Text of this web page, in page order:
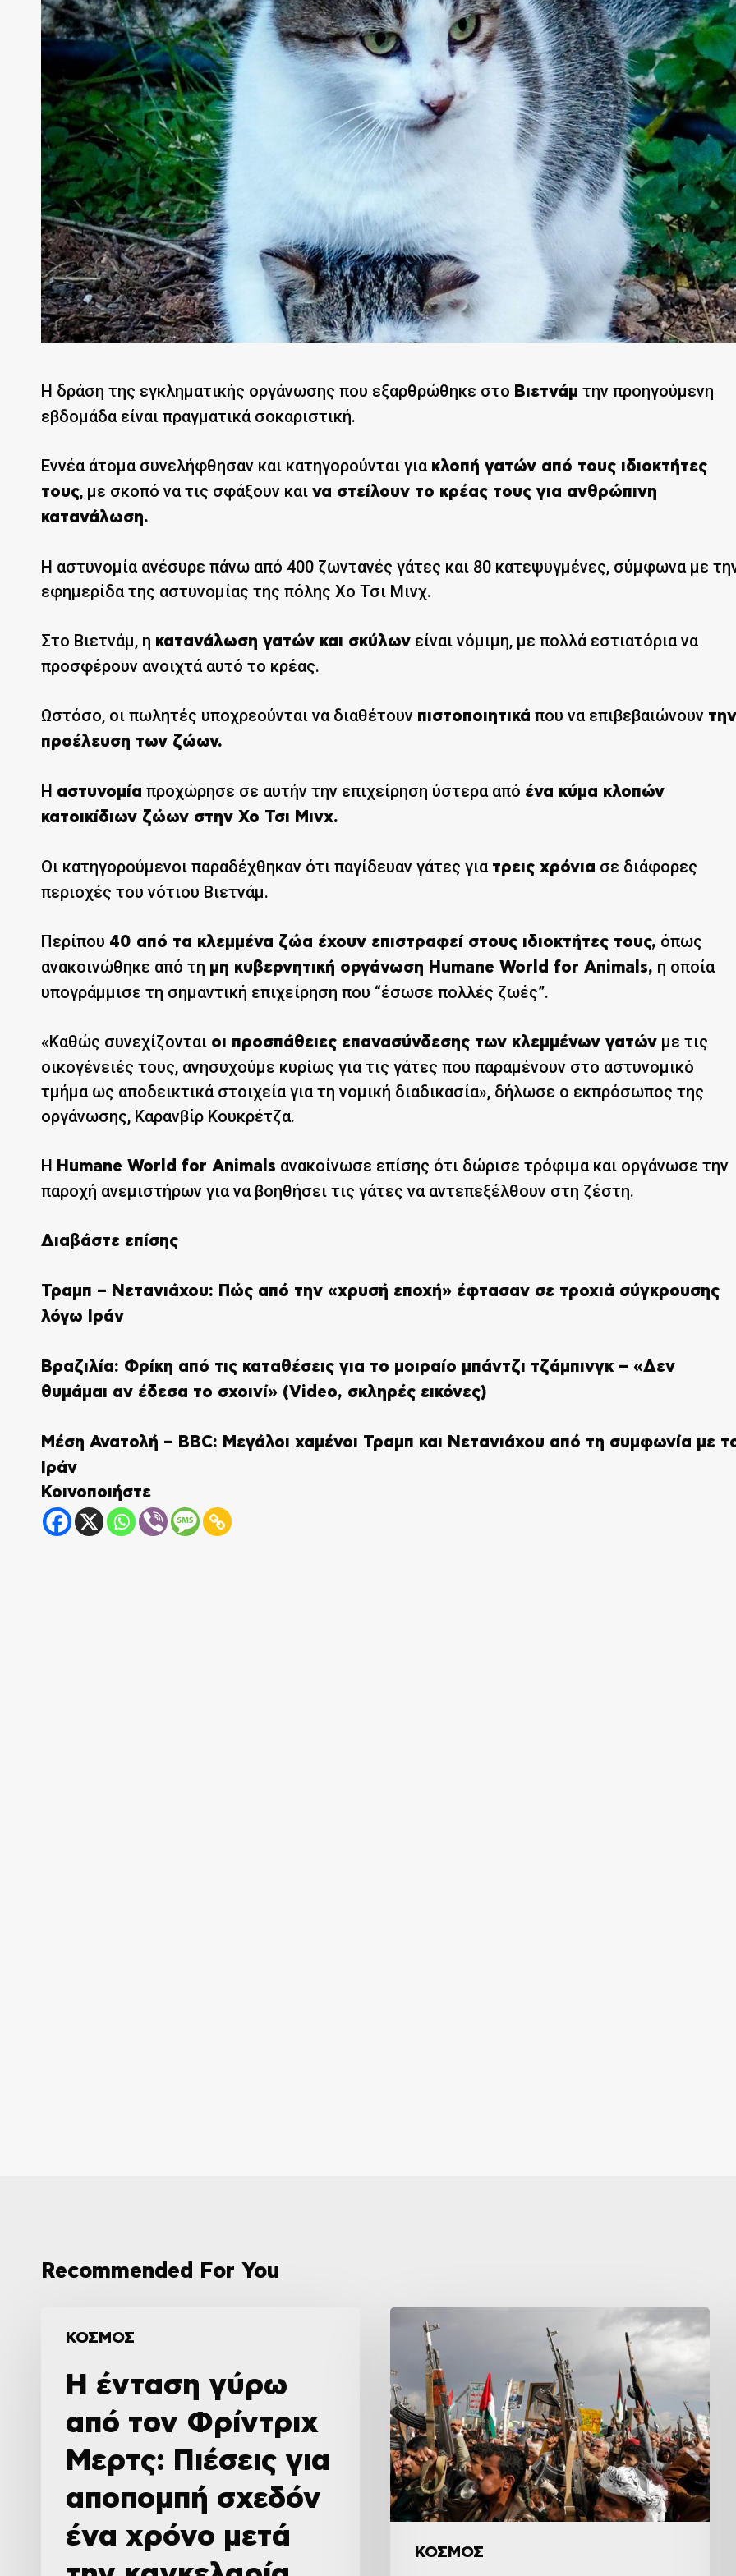
Η δράση της εγκληματικής οργάνωσης που εξαρθρώθηκε στο Βιετνάμ την προηγούμενη
εβδομάδα είναι πραγματικά σοκαριστική.
Εννέα άτομα συνελήφθησαν και κατηγορούνται για κλοπή γατών από τους ιδιοκτήτες
τους, με σκοπό να τις σφάξουν και να στείλουν το κρέας τους για ανθρώπινη
κατανάλωση.
Η αστυνομία ανέσυρε πάνω από 400 ζωντανές γάτες και 80 κατεψυγμένες, σύμφωνα με
εφημερίδα της αστυνομίας της πόλης Χο Τσι Μινχ.
Στο Βιετνάμ, η κατανάλωση γατών και σκύλων είναι νόμιμη, με πολλά εστιατόρια να
προσφέρουν ανοιχτά αυτό το κρέας.
Ωστόσο, οι πωλητές υποχρεούνται να διαθέτουν πιστοποιητικά που να επιβεβαιώνουν την
προέλευση των ζώων.
Η αστυνομία προχώρησε σε αυτήν την επιχείρηση ύστερα από ένα κύμα κλοπών
κατοικίδιων ζώων στην Χο Τσι Μινχ.
Οι κατηγορούμενοι παραδέχθηκαν ότι παγίδευαν γάτες για τρεις χρόνια σε διάφορες
περιοχές του νότιου Βιετνάμ.
Περίπου 40 από τα κλεμμένα ζώα έχουν επιστραφεί στους ιδιοκτήτες τους, όπως
ανακοινώθηκε από τη μη κυβερνητική οργάνωση Humane World for Animals, η οποία
υπογράμμισε τη σημαντική επιχείρηση που “έσωσε πολλές ζωές”.
«Καθώς συνεχίζονται οι προσπάθειες επανασύνδεσης των κλεμμένων γατών με τις
οικογένειές τους, ανησυχούμε κυρίως για τις γάτες που παραμένουν στο αστυνομικό
τμήμα ως αποδεικτικά στοιχεία για τη νομική διαδικασία», δήλωσε ο εκπρόσωπος της
οργάνωσης, Καρανβίρ Κουκρέτζα.
Η Humane World for Animals ανακοίνωσε επίσης ότι δώρισε τρόφιμα και οργάνωσε την
παροχή ανεμιστήρων για να βοηθήσει τις γάτες να αντεπεξέλθουν στη ζέστη.
Διαβάστε επίσης
Τραμπ – Νετανιάχου: Πώς από την «χρυσή εποχή» έφτασαν σε τροχιά σύγκρουσης
λόγω Ιράν
Βραζιλία: Φρίκη από τις καταθέσεις για το μοιραίο μπάντζι τζάμπινγκ – «Δεν
θυμάμαι αν έδεσα το σχοινί» (Video, σκληρές εικόνες)
Μέση Ανατολή – BBC: Μεγάλοι χαμένοι Τραμπ και Νετανιάχου από τη συμφωνία με
Ιράν
Κοινοποιήστε
Recommended For You
ΚΟΣΜΟΣ
Η ένταση γύρω
από τον Φρίντριχ
Μερτς: Πιέσεις για
αποπομπή σχεδόν
ένα χρόνο μετά
ΚΟΣΜΟΣ